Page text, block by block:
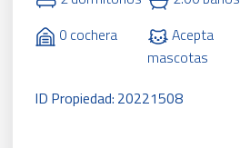
0 cochera
Acepta
mascotas
ID Propiedad: 20221508